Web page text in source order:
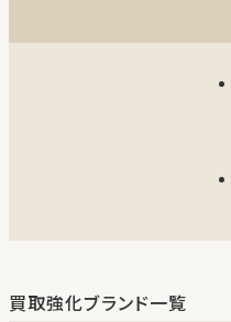
買取強化ブランド一覧